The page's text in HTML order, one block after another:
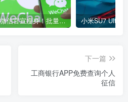
微信官宣瘦身！批量清理原图新功能来了 安卓、iOS均可使用
下一篇
工商银行APP免费查询个人
征信